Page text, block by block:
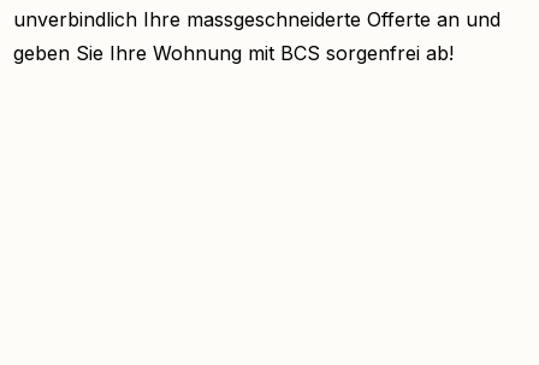
unverbindlich Ihre massgeschneiderte Offerte an und
geben Sie Ihre Wohnung mit BCS sorgenfrei ab!